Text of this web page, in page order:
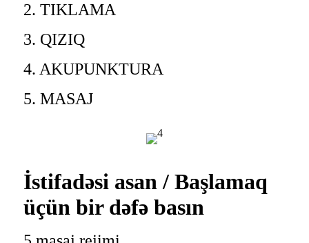
2. TIKLAMA
3. QIZIQ
4. AKUPUNKTURA
5. MASAJ
İstifadəsi asan / Başlamaq
üçün bir dəfə basın